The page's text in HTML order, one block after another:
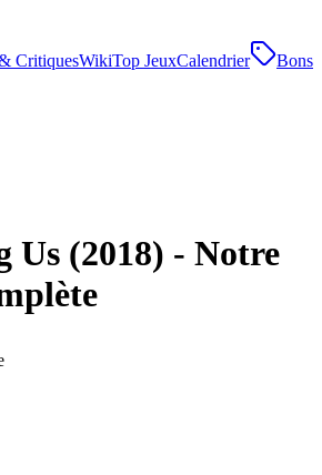
CritiquesWikiTop JeuxCalendrier
Bons
Us (2018) - Notre